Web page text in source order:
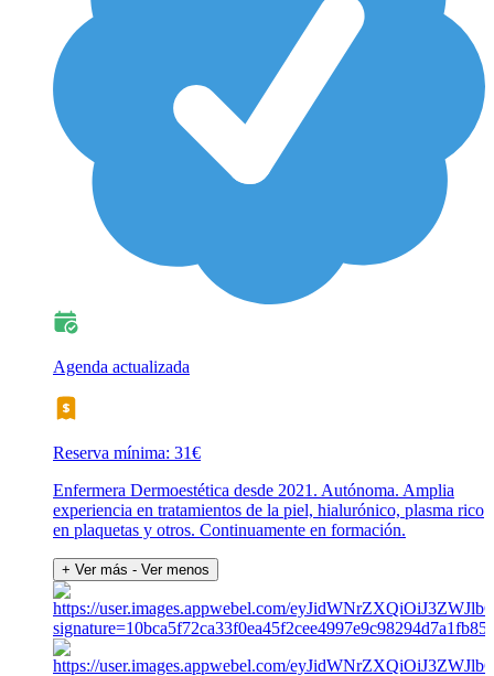
Agenda actualizada
Reserva mínima: 31€
Enfermera Dermoestética desde 2021. Autónoma. Amplia
experiencia en tratamientos de la piel, hialurónico, plasma rico
en plaquetas y otros. Continuamente en formación.
+ Ver más - Ver menos